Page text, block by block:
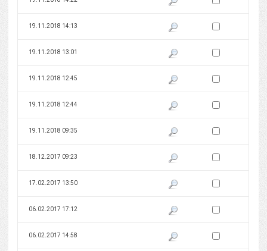
19.11.2018 14:13 Pokaż podgląd wersji z dnia
Zaznacz wersję do
19.11.2018 13:01 Pokaż podgląd wersji z dnia
Zaznacz wersję do
19.11.2018 12:45 Pokaż podgląd wersji z dnia
Zaznacz wersję do
19.11.2018 12:44 Pokaż podgląd wersji z dnia
Zaznacz wersję do
19.11.2018 09:35 Pokaż podgląd wersji z dnia
Zaznacz wersję do
18.12.2017 09:23 Pokaż podgląd wersji z dnia
Zaznacz wersję do
17.02.2017 13:50 Pokaż podgląd wersji z dnia
Zaznacz wersję do
06.02.2017 17:12 Pokaż podgląd wersji z dnia
Zaznacz wersję do
06.02.2017 14:58 Pokaż podgląd wersji z dnia
Zaznacz wersję do